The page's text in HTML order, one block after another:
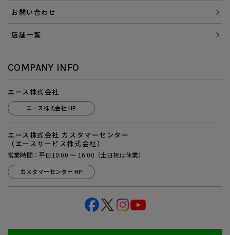
お問い合わせ
店舗一覧
COMPANY INFO
エース株式会社
エース株式会社 HP
エース株式会社 カスタマーセンター
（エースサービス株式会社）
営業時間：平日10:00 ～ 16:00（土日祝は休業）
カスタマーセンター HP